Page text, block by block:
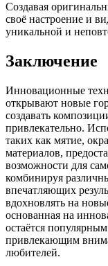
Создавая
своё настроение и
уникальной и
Заключение
Инновационные
открывают новые
создавать
привлекательно.
таких как мятие,
материалов,
возможности для
комбинируя
впечатляющих
вдохновлять на
основанная на
остаётся
привлекающим
любителей.